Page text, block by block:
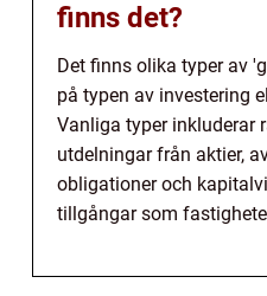
finns det?
Det finns olika typer av
på typen av investering
Vanliga typer inkluderar
utdelningar från aktier,
obligationer och
tillgångar som